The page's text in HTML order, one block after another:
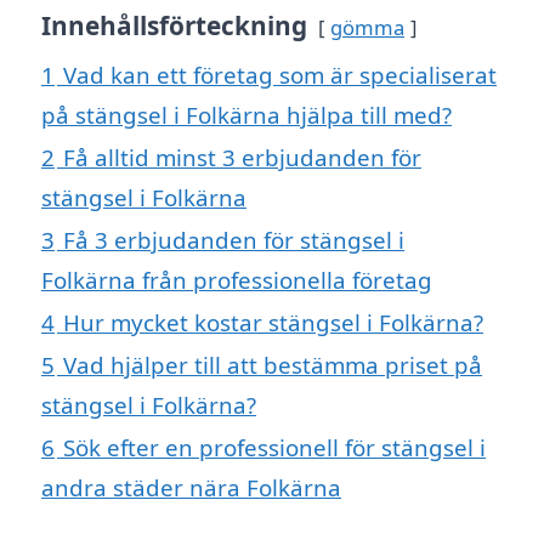
Innehållsförteckning gömma
1 Vad kan ett företag som är specialiserat
på stängsel i Folkärna hjälpa till med?
2 Få alltid minst 3 erbjudanden för
stängsel i Folkärna
3 Få 3 erbjudanden för stängsel i
Folkärna från professionella företag
4 Hur mycket kostar stängsel i Folkärna?
5 Vad hjälper till att bestämma priset på
stängsel i Folkärna?
6 Sök efter en professionell för stängsel i
andra städer nära Folkärna